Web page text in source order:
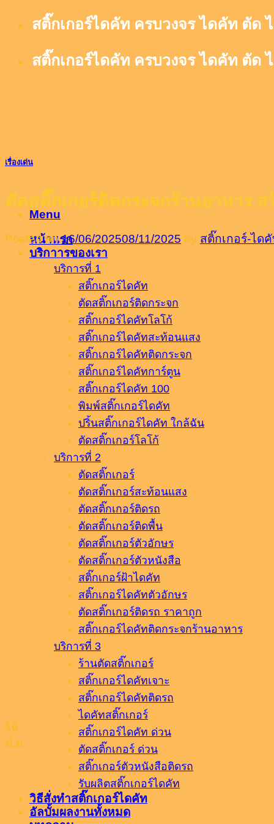
สติ๊กเกอร์ไดคัท ครบวงจร ไดคัท ตัด
สติ๊กเกอร์ไดคัท ครบวงจร ไดคัท ตัด
Menu
หน้าแรก
บริกาารของเรา
บริการที่ 1
สติ๊กเกอร์ไดคัท
ตัดสติ๊กเกอร์ติดกระจก
สติ๊กเกอร์ไดคัทโลโก้
สติ๊กเกอร์ไดคัทสะท้อนแสง
สติ๊กเกอร์ไดคัทติดกระจก
สติ๊กเกอร์ไดคัทการ์ตูน
สติ๊กเกอร์ไดคัท 100
พิมพ์สติ๊กเกอร์ไดคัท
ปริ้นสติ๊กเกอร์ไดคัท ใกล้ฉัน
ตัดสติ๊กเกอร์โลโก้
บริการที่ 2
ตัดสติ๊กเกอร์
ตัดสติ๊กเกอร์สะท้อนแสง
ตัดสติ๊กเกอร์ติดรถ
ตัดสติ๊กเกอร์ติดพื้น
ตัดสติ๊กเกอร์ตัวอักษร
ตัดสติ๊กเกอร์ตัวหนังสือ
สติ๊กเกอร์ฝ้าไดคัท
สติ๊กเกอร์ไดคัทตัวอักษร
ตัดสติ๊กเกอร์ติดรถ ราคาถูก
สติ๊กเกอร์ไดคัทติดกระจกร้านอาหาร
บริการที่ 3
ร้านตัดสติ๊กเกอร์
สติ๊กเกอร์ไดคัทเจาะ
สติ๊กเกอร์ไดคัทติดรถ
ไดคัทสติ๊กเกอร์
สติ๊กเกอร์ไดคัท ด่วน
ตัดสติ๊กเกอร์ ด่วน
สติ๊กเกอร์ตัวหนังสือติดรถ
รับผลิตสติ๊กเกอร์ไดคัท
วิธีสั่งทำสติ๊กเกอร์ไดคัท
อัลบั้มผลงานทั้งหมด
เรื่องเด่น
ตัดสติ๊กเกอร์ติดกระจกร้านอาหาร
Posted on16/06/202508/11/2025 by สติ๊กเกอร์-ได
16
มิ.ย.